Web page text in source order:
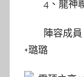
4、龍神
陣容成
+璐璐